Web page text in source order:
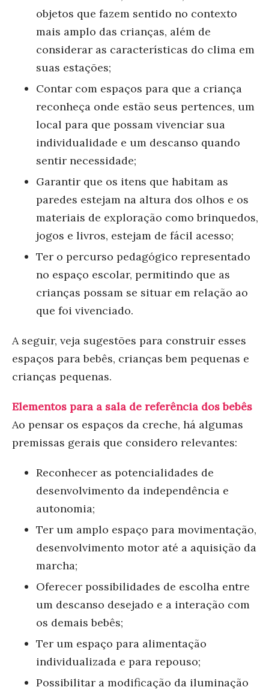
objetos que fazem sentido no contexto
mais amplo das crianças, além de
considerar as características do clima em
suas estações;
Contar com espaços para que a criança
reconheça onde estão seus pertences, um
local para que possam vivenciar sua
individualidade e um descanso quando
sentir necessidade;
Garantir que os itens que habitam as
paredes estejam na altura dos olhos e os
materiais de exploração como brinquedos,
jogos e livros, estejam de fácil acesso;
Ter o percurso pedagógico representado
no espaço escolar, permitindo que as
crianças possam se situar em relação ao
que foi vivenciado.
A seguir, veja sugestões para construir esses
espaços para bebês, crianças bem pequenas e
crianças pequenas.
Elementos para a sala de referência dos bebês
Ao pensar os espaços da creche, há algumas
premissas gerais que considero relevantes:
Reconhecer as potencialidades de
desenvolvimento da independência e
autonomia;
Ter um amplo espaço para movimentação,
desenvolvimento motor até a aquisição da
marcha;
Oferecer possibilidades de escolha entre
um descanso desejado e a interação com
os demais bebês;
Ter um espaço para alimentação
individualizada e para repouso;
Possibilitar a modificação da iluminação